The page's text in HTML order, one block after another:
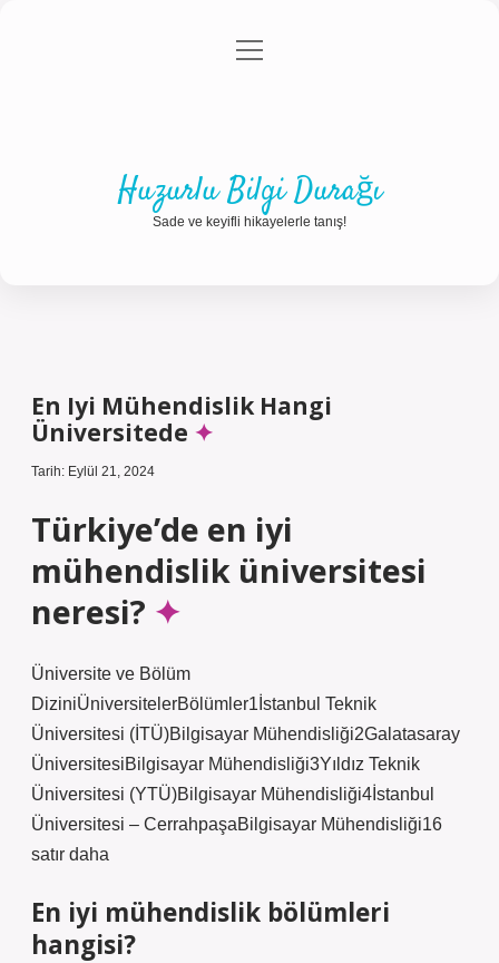
Gizlilik Politikası
menüyü
Huzurlu Bilgi Durağı
Sade ve keyifli hikayelerle tanış!
En Iyi Mühendislik Hangi
Üniversitede
Tarih: Eylül 21, 2024
Türkiye’de en iyi
mühendislik üniversitesi
neresi?
Üniversite ve Bölüm
DiziniÜniversitelerBölümler1İstanbul Teknik
Üniversitesi (İTÜ)Bilgisayar Mühendisliği2Galatasaray
ÜniversitesiBilgisayar Mühendisliği3Yıldız Teknik
Üniversitesi (YTÜ)Bilgisayar Mühendisliği4İstanbul
Üniversitesi – CerrahpaşaBilgisayar Mühendisliği16
satır daha
En iyi mühendislik bölümleri
hangisi?